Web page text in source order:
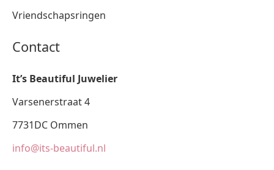
Vriendschapsringen
Contact
It’s Beautiful Juwelier
Varsenerstraat 4
7731DC Ommen
info@its-beautiful.nl